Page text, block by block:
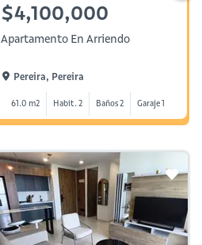
$4,100,000
Apartamento En Arriendo
Pereira, Pereira
61.0 m2 Habit. 2 Baños 2 Garaje 1